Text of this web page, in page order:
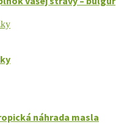
náhrada masla